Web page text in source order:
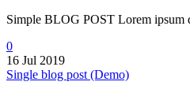
Simple BLOG POST Lorem ipsum
0
16 Jul 2019
Single blog post (Demo)